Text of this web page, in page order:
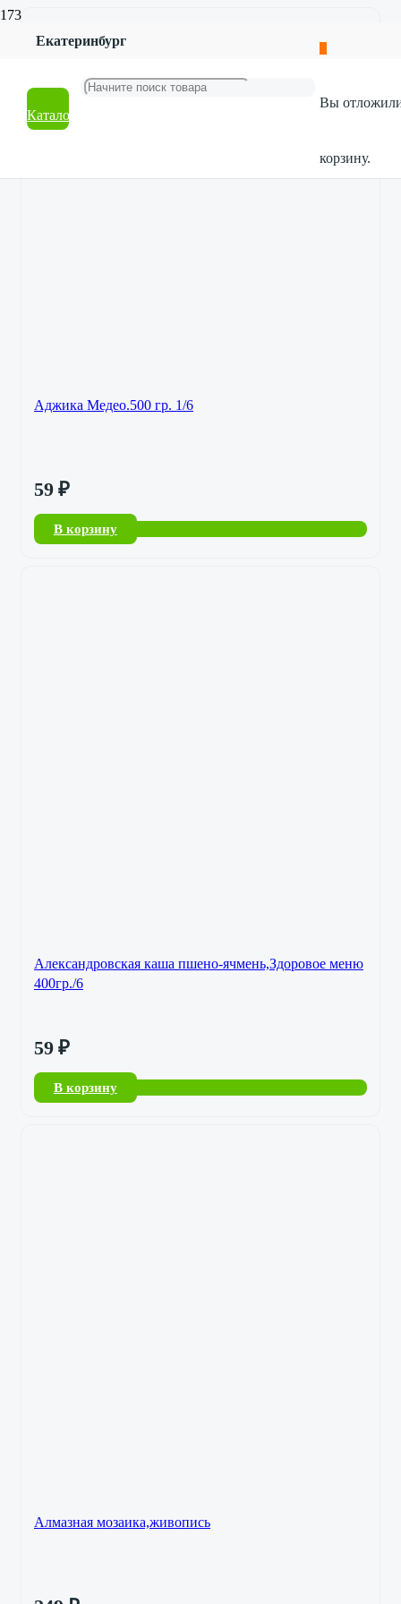
Екатеринбург
Каталог
Вы
корзину.
Аджика Медео.500 гр. 1/6
59 ₽
В корзину
Александровская каша пшено-ячмень,Здоровое меню
400гр./6
59 ₽
В корзину
Алмазная мозаика,живопись